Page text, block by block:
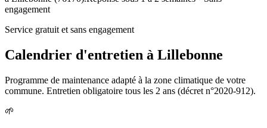
engagement
Service gratuit et sans engagement
Calendrier d'entretien à Lillebonne
Programme de maintenance adapté à la zone climatique de votre
commune. Entretien obligatoire tous les 2 ans (décret n°2020-912).
🌱